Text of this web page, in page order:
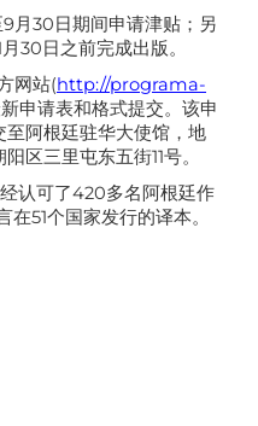
月30日期间申请津贴；另
30日之前完成出版。
网站(http://programa-
申请表和格式提交。该申
阿根廷驻华大使馆，地
区三里屯东五街11号。
认可了420多名阿根廷作
51个国家发行的译本。